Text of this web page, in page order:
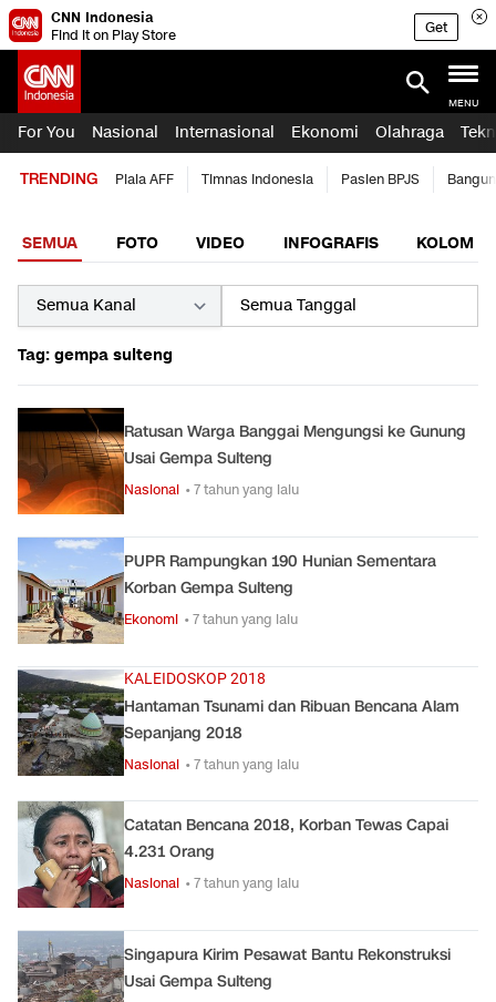
CNN Indonesia
Find it on Play Store
Get
MENU
For You Nasional Internasional Ekonomi Olahraga
TRENDING Piala AFF Timnas Indonesia Pasien BPJS
SEMUA FOTO VIDEO INFOGRAFIS KOLOM
Tag: gempa sulteng
Ratusan Warga Banggai Mengungsi ke Gunung
Usai Gempa Sulteng
Nasional • 7 tahun yang lalu
PUPR Rampungkan 190 Hunian Sementara
Korban Gempa Sulteng
Ekonomi • 7 tahun yang lalu
KALEIDOSKOP 2018
Hantaman Tsunami dan Ribuan Bencana Alam
Sepanjang 2018
Nasional • 7 tahun yang lalu
Catatan Bencana 2018, Korban Tewas Capai
4.231 Orang
Nasional • 7 tahun yang lalu
Singapura Kirim Pesawat Bantu Rekonstruksi
Usai Gempa Sulteng